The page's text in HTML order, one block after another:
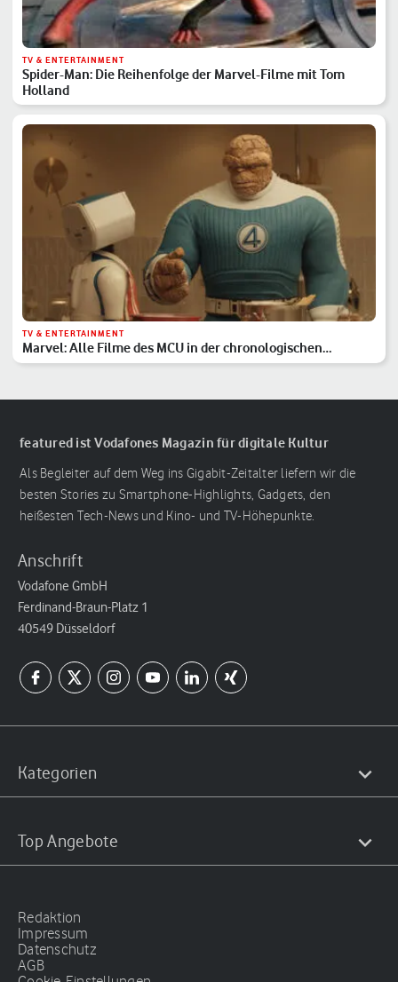
TV & ENTERTAINMENT
Spider-Man: Die Reihenfolge der Marvel-Filme mit Tom
Holland
TV & ENTERTAINMENT
Marvel: Alle Filme des MCU in der chronologischen
Reihenfolge
featured ist Vodafones Magazin für digitale Kultur
Als Begleiter auf dem Weg ins Gigabit-Zeitalter liefern wir die
besten Stories zu Smartphone-Highlights, Gadgets, den
heißesten Tech-News und Kino- und TV-Höhepunkte.
Anschrift
Vodafone GmbH
Ferdinand-Braun-Platz 1
40549 Düsseldorf
Kategorien
Top Angebote
Redaktion
Impressum
Datenschutz
AGB